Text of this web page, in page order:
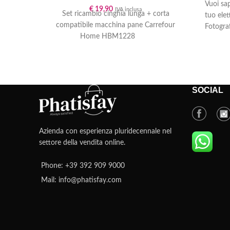
€ 19,90 IVA inclusa
Set ricambio cinghia lunga + corta
compatibile macchina pane Carrefour
Home HBM1228
Vuoi
tuo
Ci
Azienda con esperienza pluridecennale nel
settore della vendita online.
Phone: +39 392 909 9000
Mail: info@phatisfay.com
SOCIAL